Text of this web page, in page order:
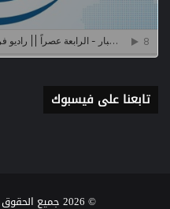
تابعنا على فيسبوك
© 2026 جميع الحقوق محفوظة لفرش أون لاين